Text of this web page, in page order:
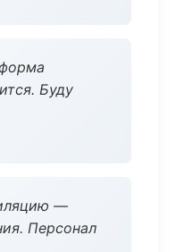
Буду
—
Персонал